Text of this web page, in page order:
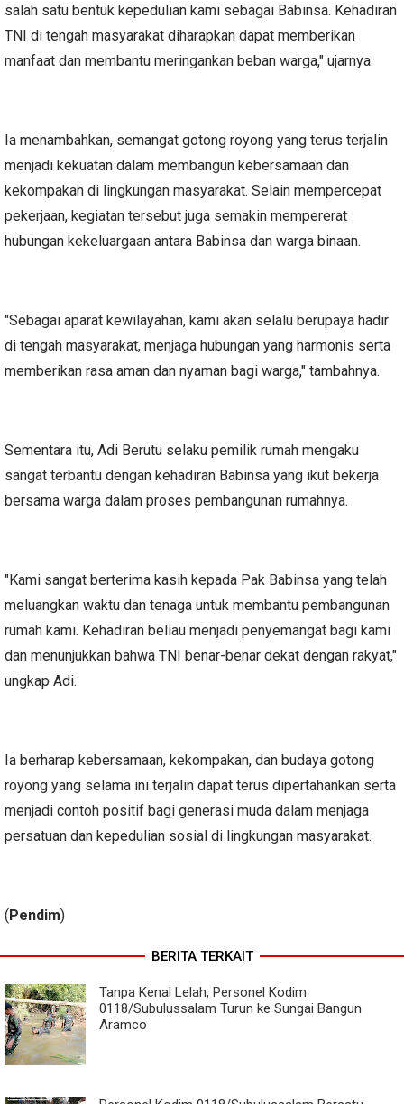
salah satu bentuk kepedulian kami sebagai Babinsa. Kehadiran
TNI di tengah masyarakat diharapkan dapat memberikan
manfaat dan membantu meringankan beban warga," ujarnya.
Ia menambahkan, semangat gotong royong yang terus terjalin
menjadi kekuatan dalam membangun kebersamaan dan
kekompakan di lingkungan masyarakat. Selain mempercepat
pekerjaan, kegiatan tersebut juga semakin mempererat
hubungan kekeluargaan antara Babinsa dan warga binaan.
"Sebagai aparat kewilayahan, kami akan selalu berupaya hadir
di tengah masyarakat, menjaga hubungan yang harmonis serta
memberikan rasa aman dan nyaman bagi warga," tambahnya.
Sementara itu, Adi Berutu selaku pemilik rumah mengaku
sangat terbantu dengan kehadiran Babinsa yang ikut bekerja
bersama warga dalam proses pembangunan rumahnya.
"Kami sangat berterima kasih kepada Pak Babinsa yang telah
meluangkan waktu dan tenaga untuk membantu pembangunan
rumah kami. Kehadiran beliau menjadi penyemangat bagi kami
dan menunjukkan bahwa TNI benar-benar dekat dengan rakyat,"
ungkap Adi.
Ia berharap kebersamaan, kekompakan, dan budaya gotong
royong yang selama ini terjalin dapat terus dipertahankan serta
menjadi contoh positif bagi generasi muda dalam menjaga
persatuan dan kepedulian sosial di lingkungan masyarakat.
(Pendim)
BERITA TERKAIT
Tanpa Kenal Lelah, Personel Kodim
0118/Subulussalam Turun ke Sungai Bangun
Aramco